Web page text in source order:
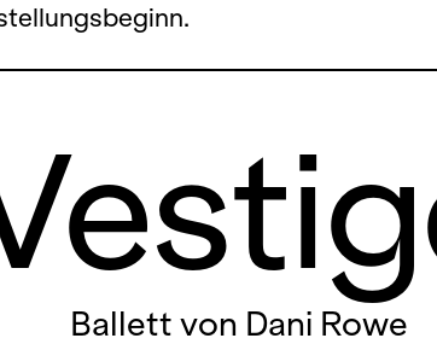
Ballett von Dani Rowe